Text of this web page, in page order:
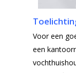
Voor een
een